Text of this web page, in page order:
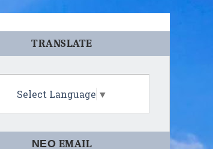
TRANSLATE
Select Language ▼
ΝΕΟ EMAIL